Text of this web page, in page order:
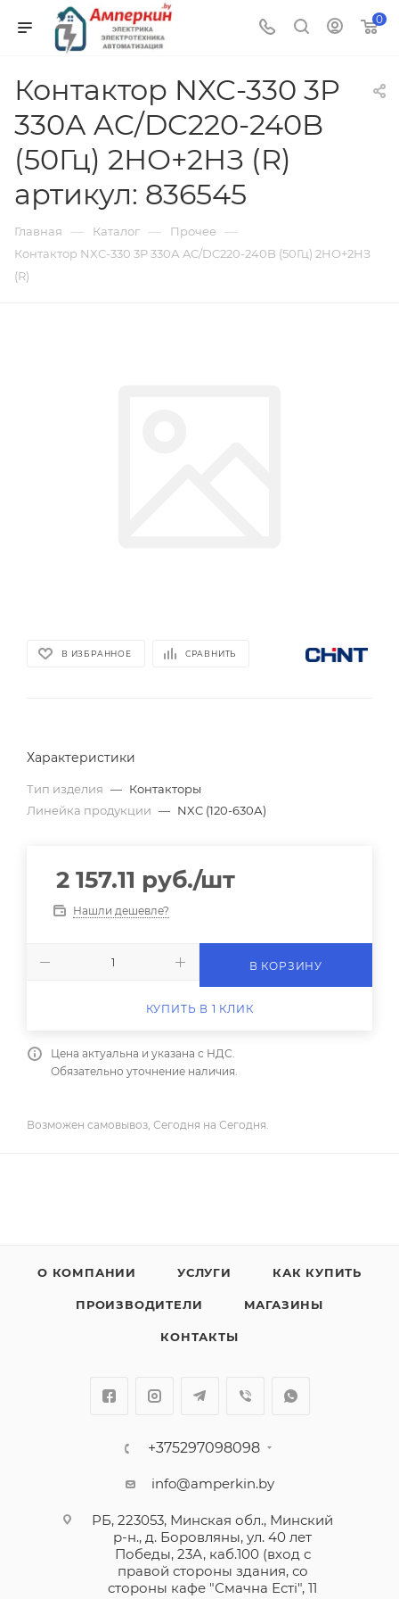
0
Контактор NXC-330 3P
330А AC/DC220-240B
(50Гц) 2НО+2НЗ (R)
артикул: 836545
Главная — Каталог — Прочее —
Контактор NXC-330 3P 330А AC/DC220-240B (50Гц) 2НО+2НЗ
(R)
В ИЗБРАННОЕ СРАВНИТЬ
Характеристики
Тип изделия — Контакторы
Линейка продукции — NXC (120-630А)
2 157.11 руб./шт
Нашли дешевле?
В КОРЗИНУ
КУПИТЬ В 1 КЛИК
Цена актуальна и указана с НДС.
Обязательно уточнение наличия.
Возможен самовывоз, Сегодня на Сегодня.
О КОМПАНИИ УСЛУГИ КАК КУПИТЬ
ПРОИЗВОДИТЕЛИ МАГАЗИНЫ
КОНТАКТЫ
+375297098098
info@amperkin.by
РБ, 223053, Минская обл., Минский
р-н., д. Боровляны, ул. 40 лет
Победы, 23А, каб.100 (вход с
правой стороны здания, со
стороны кафе "Смачна Естi", 11